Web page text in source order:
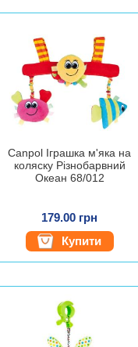
Canpol Іграшка м'яка на
коляску Різнобарвний
Океан 68/012
179.00 грн
Купити